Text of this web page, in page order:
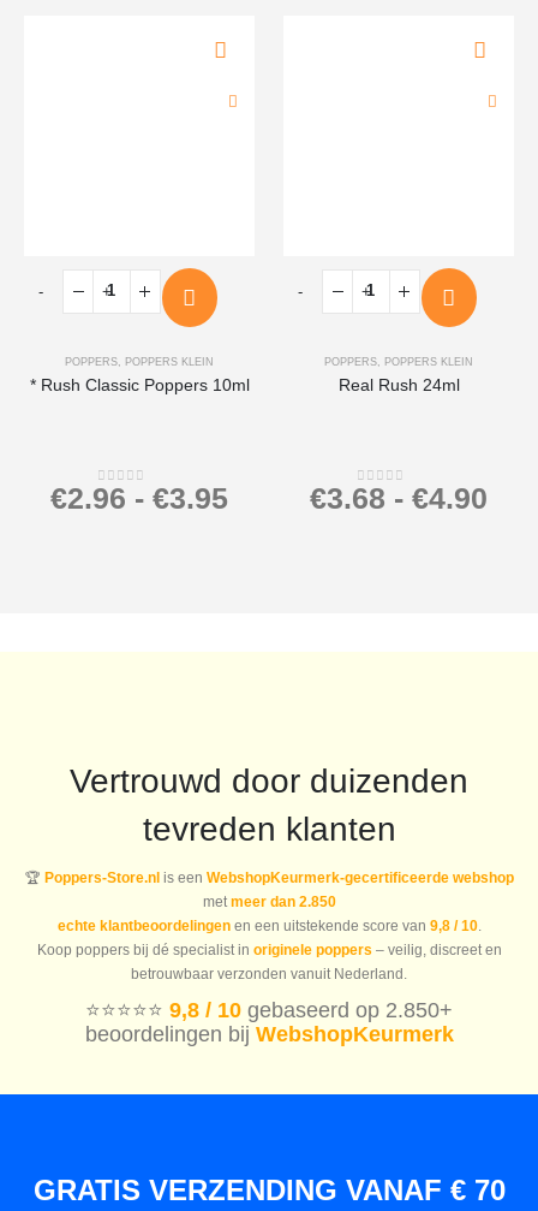
POPPERS POPPERS KLEIN
* Rush Classic Poppers 10ml
0out of 5
€2.96 - €3.95
POPPERS POPPERS KLEIN
Real Rush 24ml
0out of 5
€3.68 - €4.90
- + - +
Vertrouwd door duizenden
tevreden klanten
🏆 Poppers-Store.nlis een WebshopKeurmerk-gecertificeerde webshop
met meer dan 2.850
echte klantbeoordelingenen een uitstekende score van 9,8 / 10.
Koop poppers bij dé specialist in originele poppers – veilig, discreet en
betrouwbaar verzonden vanuit Nederland.
⭐️⭐️⭐️⭐️⭐️ 9,8 / 10 gebaseerd op 2.850+
beoordelingen bij WebshopKeurmerk
GRATIS VERZENDING VANAF € 70